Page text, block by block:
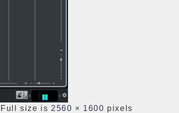
Full size is 2560 × 1600 pixels